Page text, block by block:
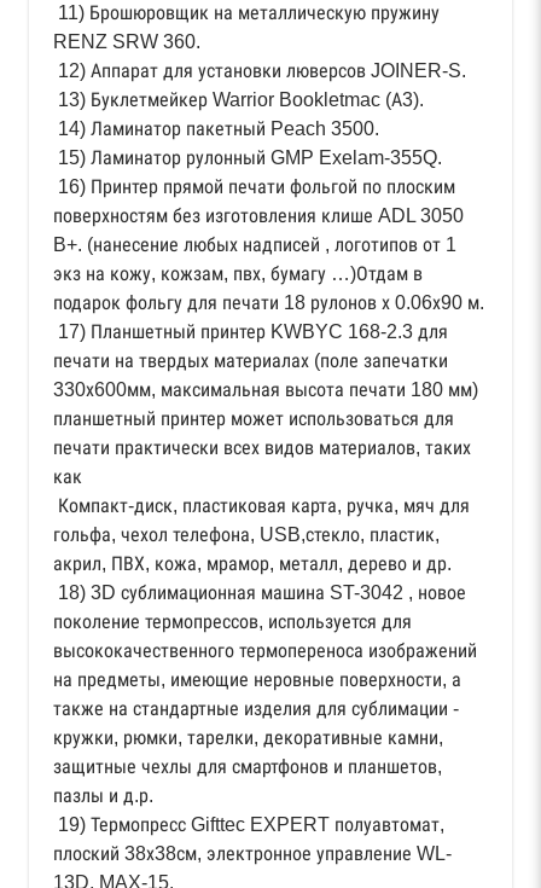
11) Брошюровщик на металлическую пружину
RENZ SRW 360.
12) Аппарат для установки люверсов JOINER-S.
13) Буклетмейкер Warrior Bookletmac (А3).
14) Ламинатор пакетный Peach 3500.
15) Ламинатор рулонный GMP Exelam-355Q.
16) Принтер прямой печати фольгой по плоским
поверхностям без изготовления клише ADL 3050
B+. (нанесение любых надписей , логотипов от 1
экз на кожу, кожзам, пвх, бумагу …)Отдам в
подарок фольгу для печати 18 рулонов х 0.06х90 м.
17) Планшетный принтер KWBYC 168-2.3 для
печати на твердых материалах (поле запечатки
330х600мм, максимальная высота печати 180 мм)
планшетный принтер может использоваться для
печати практически всех видов материалов, таких
как
Компакт-диск, пластиковая карта, ручка, мяч для
гольфа, чехол телефона, USB,стекло, пластик,
акрил, ПВХ, кожа, мрамор, металл, дерево и др.
18) 3D сублимационная машина ST-3042 , новое
поколение термопрессов, используется для
высококачественного термопереноса изображений
на предметы, имеющие неровные поверхности, а
также на стандартные изделия для сублимации -
кружки, рюмки, тарелки, декоративные камни,
защитные чехлы для смартфонов и планшетов,
пазлы и д.р.
19) Термопресс Gifttec EXPERT полуавтомат,
плоский 38х38см, электронное управление WL-
13D, MAX-15.